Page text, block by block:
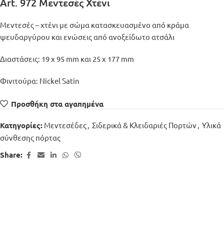
Art. 972 Μεντεσές Χτένι
Μεντεσές – χτένι με σώμα κατασκευασμένο από κράμα
ψευδαργύρου και ενώσεις από ανοξείδωτο ατσάλι
Διαστάσεις: 19 x 95 mm και 25 x 177 mm
Φινιτούρα: Nickel Satin
Προσθήκη στα αγαπημένα
Κατηγορίες: Μεντεσέδες, Σιδερικά & Κλειδαριές Πορτών, Υλικά
σύνθεσης πόρτας
Share: